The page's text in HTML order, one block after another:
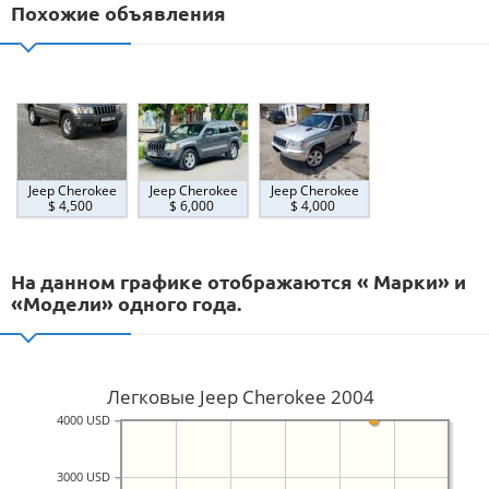
Похожие объявления
Jeep Cherokee
$ 4,500
Jeep Cherokee
$ 6,000
Jeep Cherokee
$ 4,000
На данном графике отображаются « Марки» и
«Модели» одного года.
Легковые Jeep Cherokee 2004
3000 USD
4000 USD